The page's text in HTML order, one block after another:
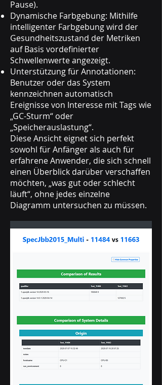
Pause).
Dynamische Farbgebung: Mithilfe
intelligenter Farbgebung wird der
Gesundheitszustand der Metriken
auf Basis vordefinierter
Schwellenwerte angezeigt.
Unterstützung für Annotationen:
Benutzer oder das System
kennzeichnen automatisch
Ereignisse von Interesse mit Tags wie
„GC-Sturm“ oder
„Speicherauslastung“.
Diese Ansicht eignet sich perfekt
sowohl für Anfänger als auch für
erfahrene Anwender, die sich schnell
einen Überblick darüber verschaffen
möchten, „was gut oder schlecht
läuft“, ohne jedes einzelne
Diagramm untersuchen zu müssen.